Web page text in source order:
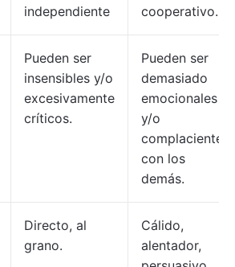
independiente
cooperativo.
Pueden ser
insensibles y/o
excesivamente
críticos.
Pueden ser
demasiado
emocionales
y/o
complacientes
con los
demás.
Directo, al
grano.
Cálido,
alentador,